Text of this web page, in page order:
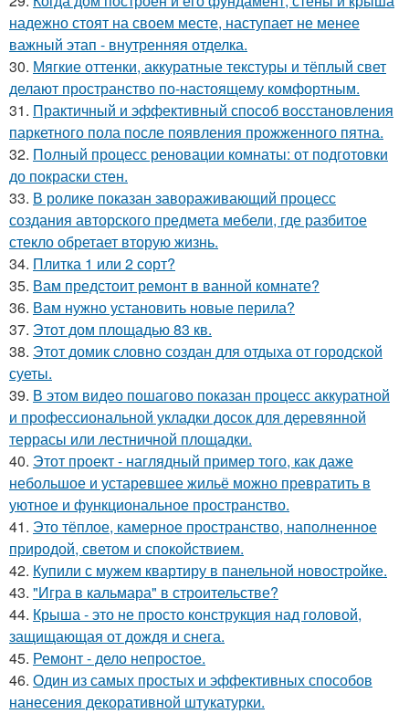
надежно стоят на своем месте, наступает не менее
важный этап - внутренняя отделка.
30. Мягкие оттенки, аккуратные текстуры и тёплый свет
делают пространство по-настоящему комфортным.
31. Практичный и эффективный способ восстановления
паркетного пола после появления прожженного пятна.
32. Полный процесс реновации комнаты: от подготовки
до покраски стен.
33. В ролике показан завораживающий процесс
создания авторского предмета мебели, где разбитое
стекло обретает вторую жизнь.
34. Плитка 1 или 2 сорт?
35. Вам предстоит ремонт в ванной комнате?
36. Вам нужно установить новые перила?
37. Этот дом площадью 83 кв.
38. Этот домик словно создан для отдыха от городской
суеты.
39. В этом видео пошагово показан процесс аккуратной
и профессиональной укладки досок для деревянной
террасы или лестничной площадки.
40. Этот проект - наглядный пример того, как даже
небольшое и устаревшее жильё можно превратить в
уютное и функциональное пространство.
41. Это тёплое, камерное пространство, наполненное
природой, светом и спокойствием.
42. Купили с мужем квартиру в панельной новостройке.
43. "Игра в кальмара" в строительстве?
44. Крыша - это не просто конструкция над головой,
защищающая от дождя и снега.
45. Ремонт - дело непростое.
46. Один из самых простых и эффективных способов
нанесения декоративной штукатурки.